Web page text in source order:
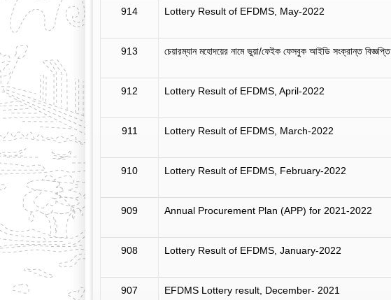
914 Lottery Result of EFDMS, May-2022
913 চেয়ারম্যান মহোদয়ের নামে ভুয়া/ফেইক ফেসবুক আইডি সংক্রান্ত বিজ্ঞপ্তি
912 Lottery Result of EFDMS, April-2022
911 Lottery Result of EFDMS, March-2022
910 Lottery Result of EFDMS, February-2022
909 Annual Procurement Plan (APP) for 2021-2022
908 Lottery Result of EFDMS, January-2022
907 EFDMS Lottery result, December- 2021